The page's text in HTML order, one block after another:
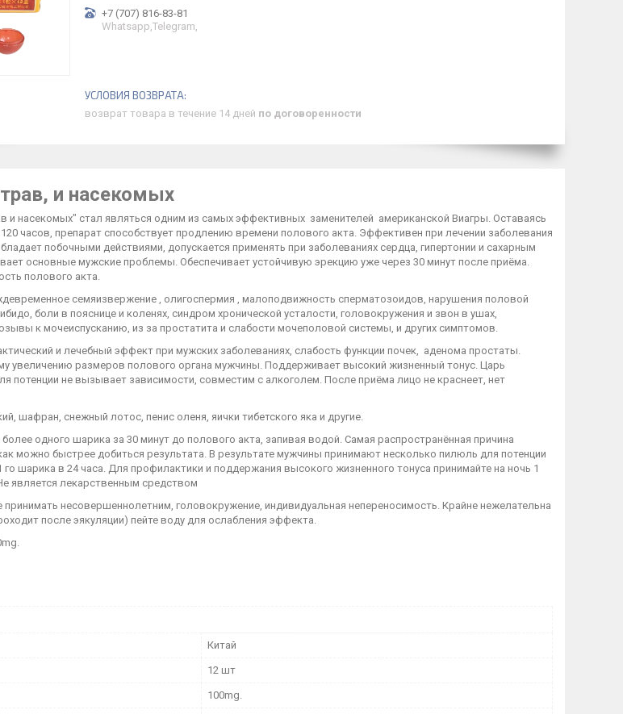
+7 (707) 816-83-81
Whatsapp,Telegram,
возврат товара в течение 14 дней по договоренности
и насекомых
и насекомых" стал являться одним из самых эффективных заменителей американской Виагры. Оставаясь
часов, препарат способствует продлению времени полового акта. Эффективен при лечении заболевания
побочными действиями, допускается применять при заболеваниях сердца, гипертонии и сахарным
основные мужские проблемы. Обеспечивает устойчивую эрекцию уже через 30 минут после приёма.
полового акта.
семяизвержение , олигоспермия , малоподвижность сперматозоидов, нарушения половой
боли в пояснице и коленях, синдром хронической усталости, головокружения и звон в ушах,
к мочеиспусканию, из за простатита и слабости мочеполовой системы, и других симптомов.
и лечебный эффект при мужских заболеваниях, слабость функции почек, аденома простаты.
увеличению размеров полового органа мужчины. Поддерживает высокий жизненный тонус. Царь
потенции не вызывает зависимости, совместим с алкоголем. После приёма лицо не краснеет, нет
шафран, снежный лотос, пенис оленя, яички тибетского яка и другие.
одного шарика за 30 минут до полового акта, запивая водой. Самая распространённая причина
можно быстрее добиться результата. В результате мужчины принимают несколько пилюль для потенции
го шарика в 24 часа. Для профилактики и поддержания высокого жизненного тонуса принимайте на ночь 1
является лекарственным средством
принимать несовершеннолетним, головокружение, индивидуальная непереносимость. Крайне нежелательна
после эякуляции) пейте воду для ослабления эффекта.
Китай
12 шт
100mg.